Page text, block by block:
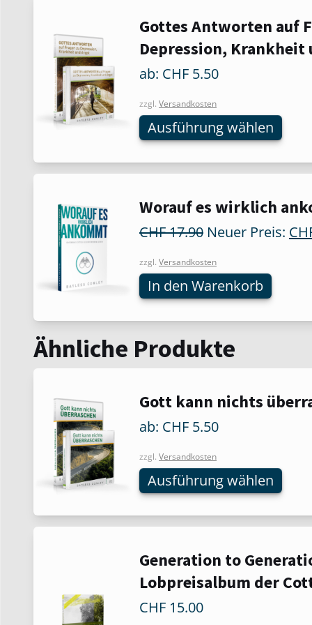
Gottes Antworten auf
Depression, Krankheit
ab: CHF 5.50
zzgl. Versandkosten
Ausführung wählen
Dieses
Produkt
weist
mehrere
auf.
Die
Optionen
auf
Produktseite
gewählt
werden
Worauf es wirklich
CHF17.90 Ursprünglicher
war:
CHF 17.90
Neuer Preis:
zzgl. Versandkosten
In den Warenkorb
Ähnliche Produkte
Gott kann nichts
ab: CHF 5.50
zzgl. Versandkosten
Ausführung wählen
Dieses
weist
Varianten
auf.
Die
Optionen
können
der
Produktseite
gewählt
werden
Generation to
Lobpreisalbum der
CHF 15.00